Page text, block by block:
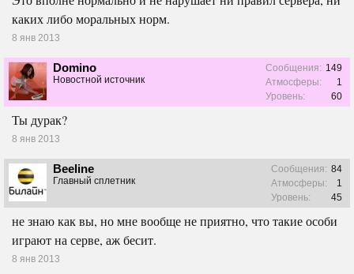
каких либо моральных норм.
8 янв 2013
Domino
Новостной источник
Сообщения: 149
Атмосферы:
1
Уровень:
60
Ты дурак?
8 янв 2013
Beeline
Главный сплетник
Сообщения: 84
Атмосферы:
1
Уровень:
45
не знаю как вы, но мне вообще не приятно, что такие особи
играют на серве, аж бесит.
8 янв 2013